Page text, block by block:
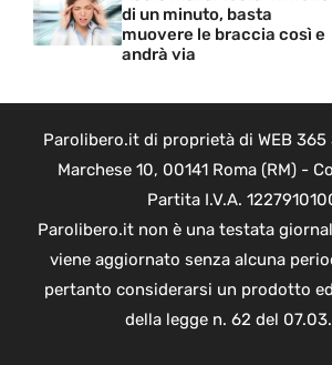
di un minuto, basta
muovere le braccia così e
andrà via
Parolibero.it di proprietà di WEB 365
Marchese 10, 00141 Roma (RM) -
Partita I.V.A.
Parolibero.it non è una testata
viene aggiornato senza alcuna
pertanto considerarsi un prodotto
della legge n. 62 del